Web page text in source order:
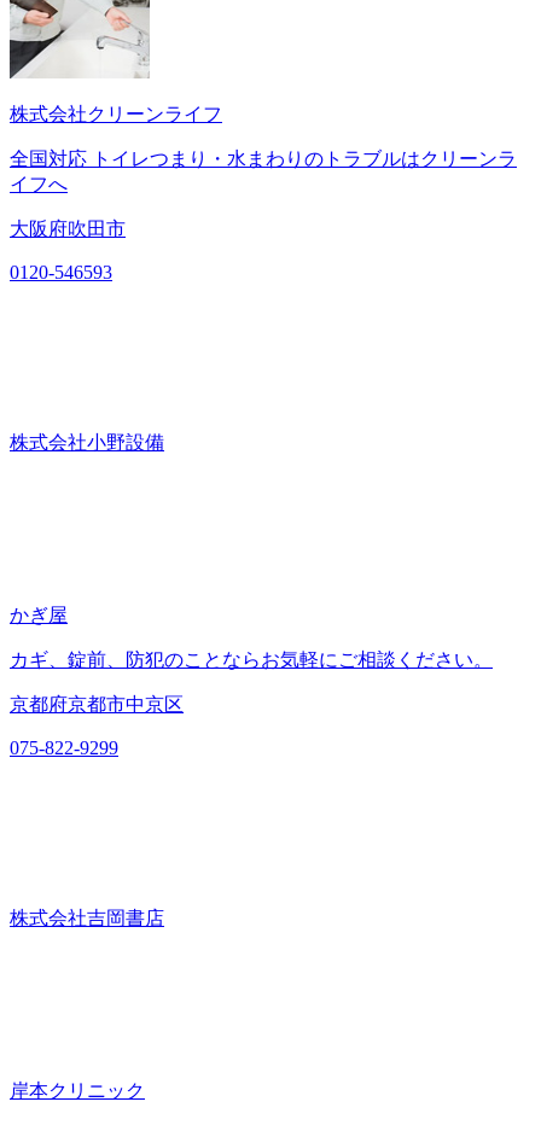
株式会社クリーンライフ
全国対応 トイレつまり・水まわりのトラブルはクリーンラ
イフへ
大阪府吹田市
0120-546593
株式会社小野設備
かぎ屋
カギ、錠前、防犯のことならお気軽にご相談ください。
京都府京都市中京区
075-822-9299
株式会社吉岡書店
岸本クリニック